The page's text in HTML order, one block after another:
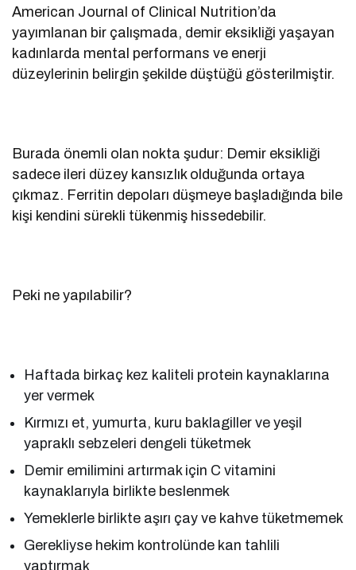
American Journal of Clinical Nutrition’da
yayımlanan bir çalışmada, demir eksikliği yaşayan
kadınlarda mental performans ve enerji
düzeylerinin belirgin şekilde düştüğü gösterilmiştir.
Burada önemli olan nokta şudur: Demir eksikliği
sadece ileri düzey kansızlık olduğunda ortaya
çıkmaz. Ferritin depoları düşmeye başladığında bile
kişi kendini sürekli tükenmiş hissedebilir.
Peki ne yapılabilir?
Haftada birkaç kez kaliteli protein kaynaklarına
yer vermek
Kırmızı et, yumurta, kuru baklagiller ve yeşil
yapraklı sebzeleri dengeli tüketmek
Demir emilimini artırmak için C vitamini
kaynaklarıyla birlikte beslenmek
Yemeklerle birlikte aşırı çay ve kahve tüketmemek
Gerekliyse hekim kontrolünde kan tahlili
yaptırmak